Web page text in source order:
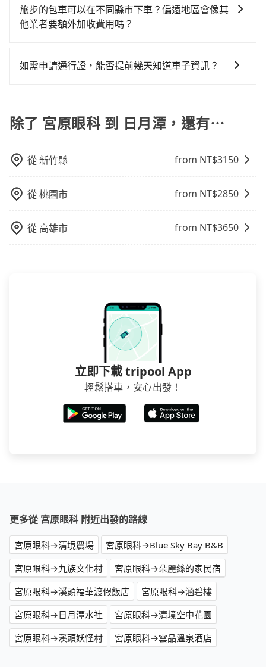
雖然路邊隨租隨還看似方便，但實際使用時還是有其區
域的限制，實際可停靠的地點與你的上下車地點仍有段
淘汰顧客評分較低的司機，且車輛均要求5年內新車，司
機也絕對不會在車內吸煙，於新冠肺炎期間也絕對全程
車率，也就是提高俗稱「回頭車」的比例。這不僅體現
低，如此便反應在服務品質的控管會更佳。但tripool網
保證前一天中午以前均可全額取消退費，如已經決定好
要從宮原眼科去日月潭，請儘早下訂以把握最划算的價
趟車的資訊，所以如果需要來回叫車，請分兩筆訂單預
定。至於價格已經市場最優惠，並無特別針對來回車趟
旅步的包車可以在不同縣市下車？偏遠地區會像其
他業者要額外加收費用嗎？
於偏遠地區，我們提供的價格已經包含了所有基本的費
詢到具體的費用。
如需申請通行證，能否提前幾天知道車子資訊？
在用車前一天才開始安排車輛，並於用車前一天晚上8點
提供服務司機和車輛資訊。如果您有特殊的用車需求，
booking@tripool.app，將有專人協助回覆確認是否能
除了 宮原眼科 到 日月潭，還有⋯
從新竹縣 from NT$3150
從桃園市 from NT$2850
從 高雄市 from NT$3650
立即下載 tripool App
輕鬆搭車，安心出發！
更多從 宮原眼科 附近出發的路線
宮原眼科→清境農場
宮原眼科→Blue Sky Bay B&B
宮原眼科→九族文化村
宮原眼科→朵麗絲的家民宿
宮原眼科→溪頭福華渡假飯店
宮原眼科→涵碧樓
宮原眼科→日月潭水社
宮原眼科→清境空中花園
宮原眼科→溪頭妖怪村
宮原眼科→雲品溫泉酒店